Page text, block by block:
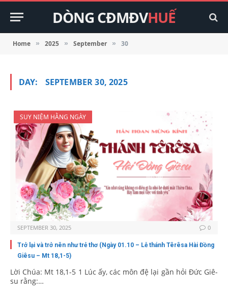
DÒNG CĐMĐVHUẾ
Home » 2025 » September » 30
DAY: SEPTEMBER 30, 2025
SUY NIỆM HẰNG NGÀY
SEPTEMBER 30, 2025 0
Trở lại và trở nên như trẻ thơ (Ngày 01.10 – Lễ thánh Têrêsa Hài Đồng
Giêsu – Mt 18,1-5)
Lời Chúa: Mt 18,1-5 1 Lúc ấy, các môn đệ lại gần hỏi Đức Giê-
su rằng:…